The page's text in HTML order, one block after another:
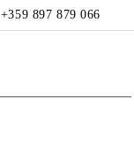
+359 897 879 066